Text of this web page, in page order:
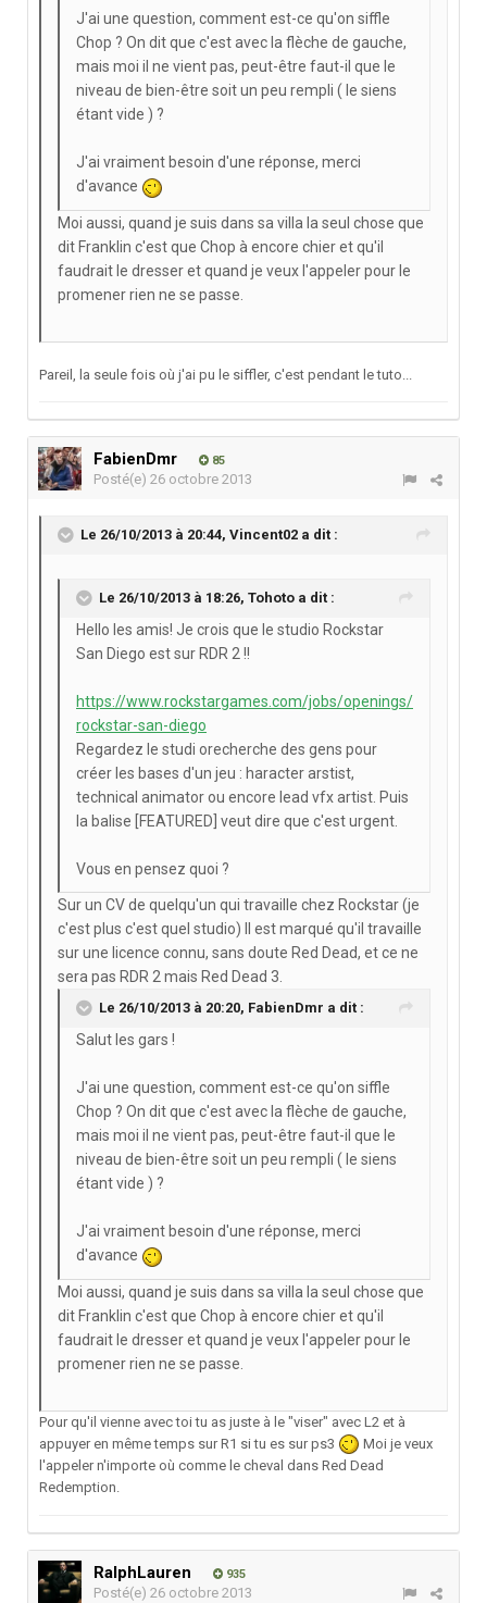
J'ai une question, comment est-ce qu'on siffle
Chop ? On dit que c'est avec la flèche de gauche,
mais moi il ne vient pas, peut-être faut-il que le
niveau de bien-être soit un peu rempli ( le siens
étant vide ) ?
J'ai vraiment besoin d'une réponse, merci
d'avance
Moi aussi, quand je suis dans sa villa la seul chose que
dit Franklin c'est que Chop à encore chier et qu'il
faudrait le dresser et quand je veux l'appeler pour le
promener rien ne se passe.
Pareil, la seule fois où j'ai pu le siffler, c'est pendant le tuto...
FabienDmr 85
Posté(e) 26 octobre 2013
Le 26/10/2013 à 20:44, Vincent02 a dit :
Le 26/10/2013 à 18:26, Tohoto a dit :
Hello les amis! Je crois que le studio Rockstar
San Diego est sur RDR 2 !!
https://www.rockstargames.com/jobs/openings/
rockstar-san-diego
Regardez le studi orecherche des gens pour
créer les bases d'un jeu : haracter arstist,
technical animator ou encore lead vfx artist. Puis
la balise [FEATURED] veut dire que c'est urgent.
Vous en pensez quoi ?
Sur un CV de quelqu'un qui travaille chez Rockstar (je
c'est plus c'est quel studio) Il est marqué qu'il travaille
sur une licence connu, sans doute Red Dead, et ce ne
sera pas RDR 2 mais Red Dead 3.
Le 26/10/2013 à 20:20, FabienDmr a dit :
Salut les gars !
J'ai une question, comment est-ce qu'on siffle
Chop ? On dit que c'est avec la flèche de gauche,
mais moi il ne vient pas, peut-être faut-il que le
niveau de bien-être soit un peu rempli ( le siens
étant vide ) ?
J'ai vraiment besoin d'une réponse, merci
d'avance
Moi aussi, quand je suis dans sa villa la seul chose que
dit Franklin c'est que Chop à encore chier et qu'il
faudrait le dresser et quand je veux l'appeler pour le
promener rien ne se passe.
Pour qu'il vienne avec toi tu as juste à le "viser" avec L2 et à
appuyer en même temps sur R1 si tu es sur ps3
Moi je veux
l'appeler n'importe où comme le cheval dans Red Dead
Redemption.
RalphLauren 935
Posté(e) 26 octobre 2013